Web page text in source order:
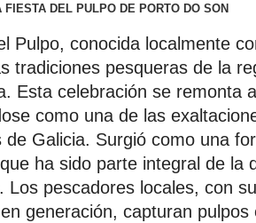
FIESTA DEL PULPO DE PORTO DO SON
Pulpo, conocida localmente
tradiciones pesqueras de la
Esta celebración se remonta
como una de las
de Galicia. Surgió como una
ha sido parte integral de la
Los pescadores locales, con
generación, capturan